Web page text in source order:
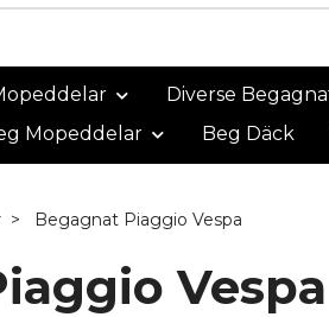
Diverse
Mopeddelar Beg Däck
Begagnat Piaggio Vespa
Vespa